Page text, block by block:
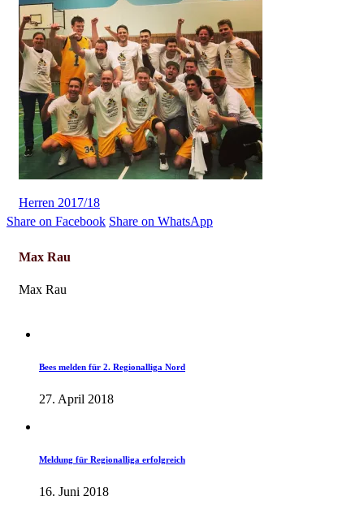
Herren 2017/18
Share on Facebook Share on WhatsApp
Max Rau
Max Rau
Bees melden für 2. Regionalliga Nord
27. April 2018
Meldung für Regionalliga erfolgreich
16. Juni 2018